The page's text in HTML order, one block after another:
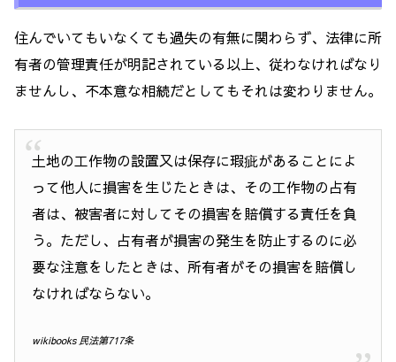
住んでいてもいなくても過失の有無に関わらず、法律に所
有者の管理責任が明記されている以上、従わなければなり
ませんし、不本意な相続だとしてもそれは変わりません。
土地の工作物の設置又は保存に瑕疵があることによ
って他人に損害を生じたときは、その工作物の占有
者は、被害者に対してその損害を賠償する責任を負
う。ただし、占有者が損害の発生を防止するのに必
要な注意をしたときは、所有者がその損害を賠償し
なければならない。
wikibooks 民法第717条